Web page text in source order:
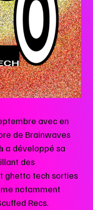
avec en
de Brainwaves
a développé sa
des
ghetto tech sorties
notamment
Recs.